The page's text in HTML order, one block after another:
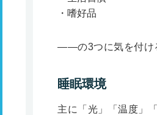
嗜好品
――の3つに気を付け
睡眠環境
主に「光」「温度」